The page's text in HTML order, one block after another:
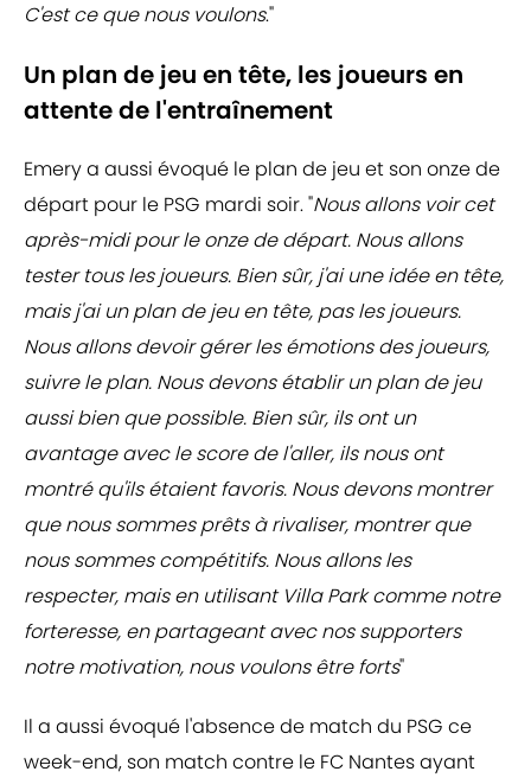
C'est ce que nous voulons."
Un plan de jeu en tête, les joueurs en
attente de l'entraînement
Emery a aussi évoqué le plan de jeu et son onze de
départ pour le PSG mardi soir. "Nous allons voir cet
après-midi pour le onze de départ. Nous allons
tester tous les joueurs. Bien sûr, j'ai une idée en tête,
mais j'ai un plan de jeu en tête, pas les joueurs.
Nous allons devoir gérer les émotions des joueurs,
suivre le plan. Nous devons établir un plan de jeu
aussi bien que possible. Bien sûr, ils ont un
avantage avec le score de l'aller, ils nous ont
montré qu'ils étaient favoris. Nous devons montrer
que nous sommes prêts à rivaliser, montrer que
nous sommes compétitifs. Nous allons les
respecter, mais en utilisant Villa Park comme notre
forteresse, en partageant avec nos supporters
notre motivation, nous voulons être forts"
Il a aussi évoqué l'absence de match du PSG ce
week-end, son match contre le FC Nantes ayant